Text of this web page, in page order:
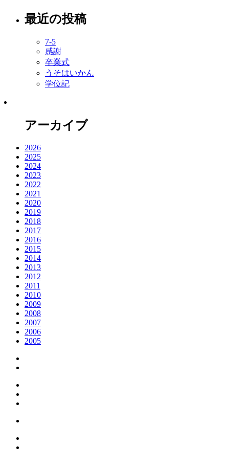
最近の投稿
7-5
感謝
卒業式
うそはいかん
学位記
アーカイブ
2026
2025
2024
2023
2022
2021
2020
2019
2018
2017
2016
2015
2014
2013
2012
2011
2010
2009
2008
2007
2006
2005